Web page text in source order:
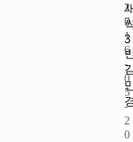
3
2
7
2
0
1
6
-
0
5
-
2
0